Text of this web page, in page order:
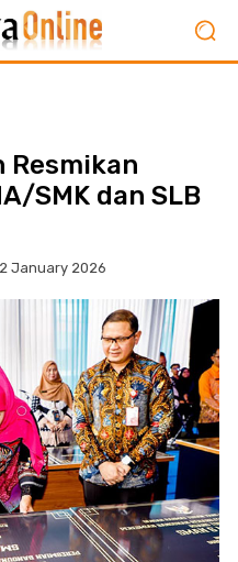
Resmikan
SMK dan SLB
2 January 2026